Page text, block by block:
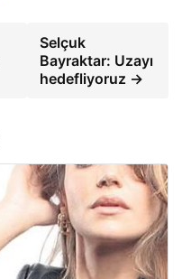
Selçuk
Bayraktar: Uzayı
hedefliyoruz →